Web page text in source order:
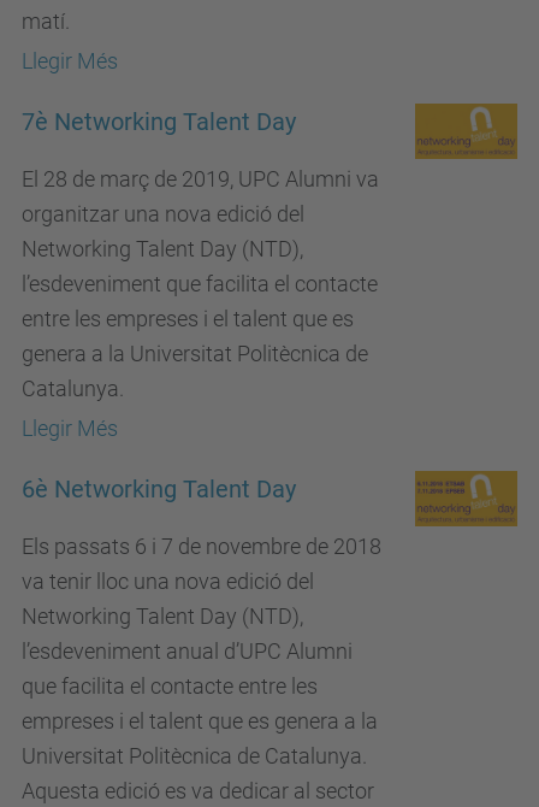
matí.
Llegir Més
7è Networking Talent Day
El 28 de març de 2019, UPC Alumni va
organitzar una nova edició del
Networking Talent Day (NTD),
l’esdeveniment que facilita el contacte
entre les empreses i el talent que es
genera a la Universitat Politècnica de
Catalunya.
Llegir Més
6è Networking Talent Day
Els passats 6 i 7 de novembre de 2018
va tenir lloc una nova edició del
Networking Talent Day (NTD),
l’esdeveniment anual d’UPC Alumni
que facilita el contacte entre les
empreses i el talent que es genera a la
Universitat Politècnica de Catalunya.
Aquesta edició es va dedicar al sector